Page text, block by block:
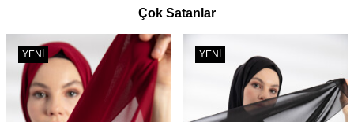
Çok Satanlar
YENI YENI